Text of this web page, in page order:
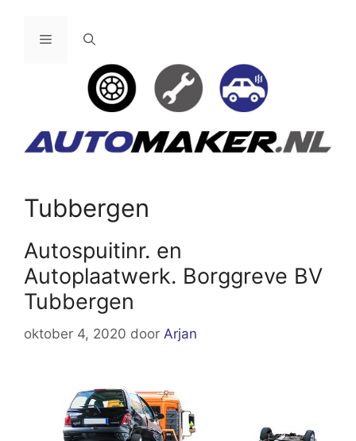
Menu
Tubbergen
Autospuitinr. en
Autoplaatwerk. Borggreve BV
Tubbergen
oktober 4, 2020 door Arjan